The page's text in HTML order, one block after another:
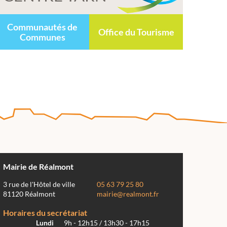
Communautés de
Communes
Office du Tourisme
Mairie de Réalmont
3 rue de l'Hôtel de ville
81120 Réalmont
05 63 79 25 80
mairie@realmont.fr
Horaires du secrétariat
Lundi 9h - 12h15 / 13h30 - 17h15